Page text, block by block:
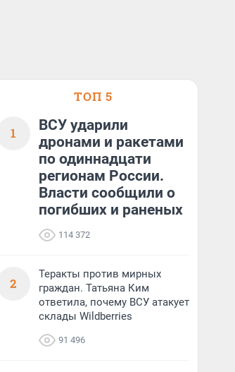
ТОП 5
1
ВСУ ударили
дронами и ракетами
по одиннадцати
регионам России.
Власти сообщили о
погибших и раненых
114 372
2
Теракты против мирных
граждан. Татьяна Ким
ответила, почему ВСУ атакует
склады Wildberries
91 496